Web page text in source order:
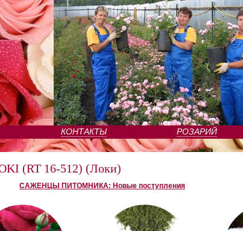
КОНТАКТЫ РОЗАРИЙ
(RT 16-512) (Локи)
САЖЕНЦЫ ПИТОМНИКА: Новые поступления